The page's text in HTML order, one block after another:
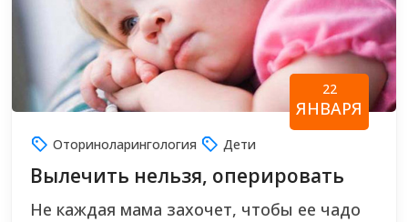
22
ЯНВАРЯ
Оториноларингология Дети
Вылечить нельзя, оперировать
Не каждая мама захочет, чтобы ее чадо